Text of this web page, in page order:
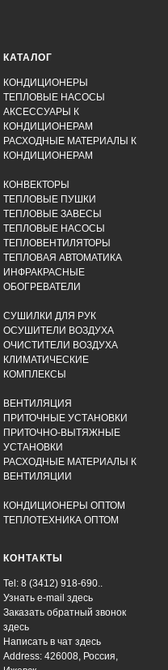
КАТАЛОГ
КОНДИЦИОНЕРЫ
ТЕПЛОВЫЕ НАСОСЫ
АКСЕССУАРЫ К
КОНДИЦИОНЕРАМ
РАСХОДНЫЕ МАТЕРИАЛЫ К
КОНДИЦИОНЕРАМ
КОНВЕКТОРЫ
ТЕПЛОВЫЕ ПУШКИ
ТЕПЛОВЫЕ ЗАВЕСЫ
ТЕПЛОВЫЕ НАСОСЫ
ТЕПЛОВЕНТИЛЯТОРЫ
ТЕПЛОВАЯ АВТОМАТИКА
ИНФРАКРАСНЫЕ
ОБОГРЕВАТЕЛИ
СУШИЛКИ ДЛЯ РУК
ОСУШИТЕЛИ ВОЗДУХА
ОЧИСТИТЕЛИ ВОЗДУХА
КЛИМАТИЧЕСКИЕ
КОМПЛЕКСЫ
ВЕНТИЛЯЦИЯ
ПРИТОЧНЫЕ УСТАНОВКИ
ПРИТОЧНО-ВЫТЯЖНЫЕ
УСТАНОВКИ
РАСХОДНЫЕ МАТЕРИАЛЫ К
ВЕНТИЛЯЦИИ
КОНДИЦИОНЕРЫ ОПТОМ
ТЕПЛОТЕХНИКА ОПТОМ
КОНТАКТЫ
Tel: 8 (3412) 918-690..
Узнать e-mail здесь
Заказать обратный звонок
здесь
Написать в чат здесь
Address: 426008, Россия,